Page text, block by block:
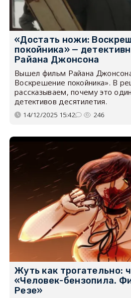
«Достать ножи:
покойника» —
Райана Джонсона
Вышел фильм Райана
Воскрешение покойника». В
рассказываем, почему это
детективов десятилетия.
14/12/2025 15:42 246
Жуть как трогательно:
«Человек-бензопила.
Резе»